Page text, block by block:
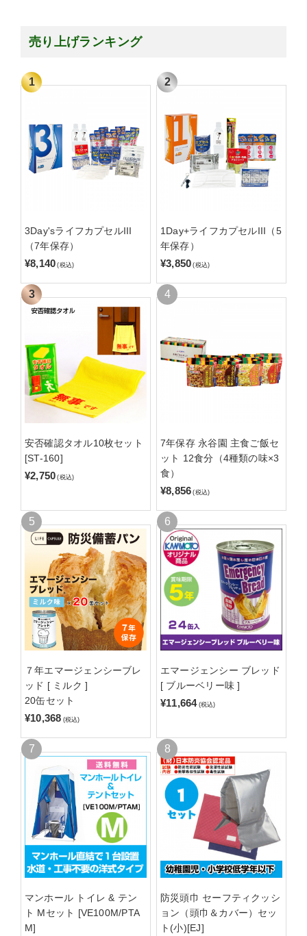
売り上げランキング
3Day'sライフカプセルIII
（7年保存）
¥8,140 (税込)
1Day+ライフカプセルIII（5
年保存）
¥3,850 (税込)
安否確認タオル10枚セット
[ST-160]
¥2,750 (税込)
7年保存 永谷園 主食ご飯セ
ット 12食分（4種類の味×3
食）
¥8,856 (税込)
７年エマージェンシーブレ
ッド [ ミルク ]
20缶セット
¥10,368 (税込)
エマージェンシー ブレッド
[ ブルーベリー味 ]
¥11,664 (税込)
マンホール トイレ & テン
ト Mセット [VE100M/PTA
M]
防災頭巾 セーフティクッシ
ョン（頭巾＆カバー）セッ
ト(小)[EJ]